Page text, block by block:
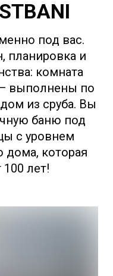
под вас.
планировка и
комната
— выполнены по
из сруба. Вы
баню под
с уровнем
дома, которая
лет!